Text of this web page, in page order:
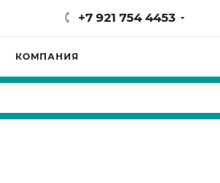
+7 921 754 4453
КОМПАНИЯ